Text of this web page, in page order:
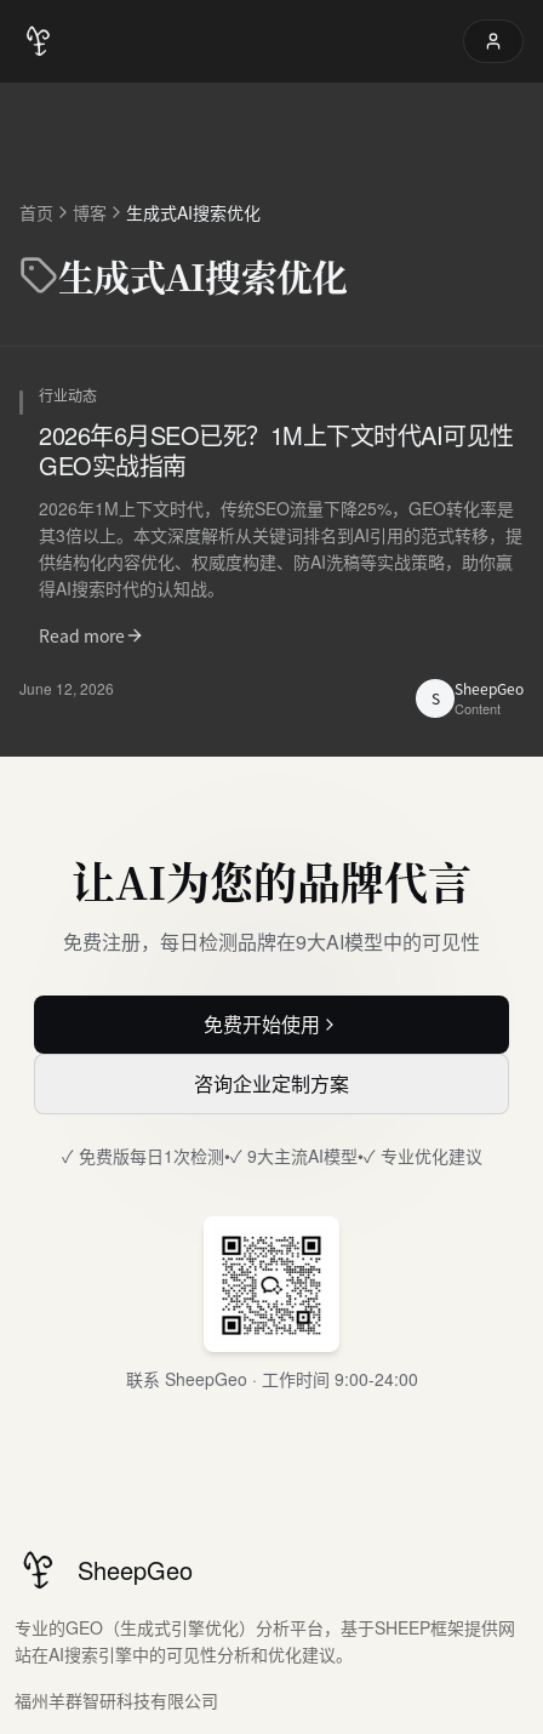
首页 博客 生成式AI搜索优化
生成式AI搜索优化
行业动态
2026年6月SEO已死？1M上下文时代AI可见性
GEO实战指南
2026年1M上下文时代，传统SEO流量下降25%，GEO转化率是
其3倍以上。本文深度解析从关键词排名到AI引用的范式转移，提
供结构化内容优化、权威度构建、防AI洗稿等实战策略，助你赢
得AI搜索时代的认知战。
Read more
June 12, 2026 S SheepGeo
Content
让AI为您的品牌代言
免费注册，每日检测品牌在9大AI模型中的可见性
免费开始使用
咨询企业定制方案
✓ 免费版每日1次检测•✓ 9大主流AI模型•✓ 专业优化建议
联系 SheepGeo · 工作时间 9:00-24:00
SheepGeo
专业的GEO（生成式引擎优化）分析平台，基于SHEEP框架提供网
站在AI搜索引擎中的可见性分析和优化建议。
福州羊群智研科技有限公司